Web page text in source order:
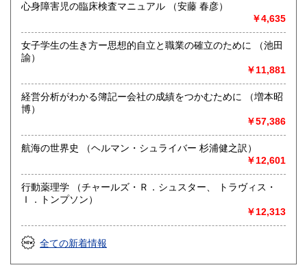
心身障害児の臨床検査マニュアル （安藤 春彦）
￥4,635
女子学生の生き方ー思想的自立と職業の確立のために （池田
諭）
￥11,881
経営分析がわかる簿記ー会社の成績をつかむために （増本昭
博）
￥57,386
航海の世界史 （ヘルマン・シュライバー 杉浦健之訳）
￥12,601
行動薬理学 （チャールズ・Ｒ．シュスター、 トラヴィス・
Ｉ．トンプソン）
￥12,313
全ての新着情報